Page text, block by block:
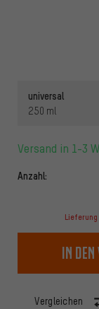
universal
250 ml
Versand in 1-3
Anzahl:
In
Vergleichen